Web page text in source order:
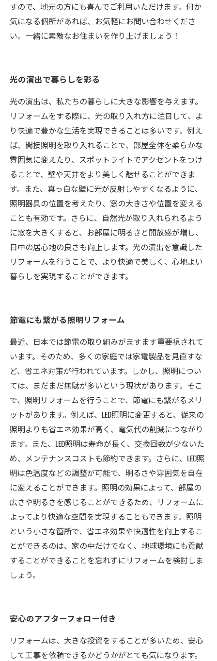
すので、地元の方にも喜んでご利用いただけます。何か
気になる個所があれば、お気軽にお問い合わせくださ
い。一緒に素敵なお住まいを作り上げましょう！
光の演出で暮らしを彩る
光の演出は、私たちの暮らしに大きな影響を与えます。
リフォームをする際に、光の取り入れ方に注目して、よ
り快適で豊かな生活を実現できることは多いです。例え
ば、間接照明を取り入れることで、部屋全体を柔らかな
雰囲気に変えたり、スポットライトでアクセントをつけ
ることで、壁や天井をより美しく魅せることができま
す。また、真っ白な壁に光が反射しやすくなるように、
照明器具の位置を考えたり、窓の大きさや位置を変える
ことも有効です。さらに、自然光が取り入れられるよう
に窓を大きくすると、お部屋に明るさと開放感が増し、
日中の居心地の良さも向上します。光の演出を意識した
リフォームを行うことで、より快適で美しく、心地よい
暮らしを実現することができます。
節電にも繋がる照明リフォーム
最近、日本では節電の取り組みがますます重要視されて
います。そのため、多くの家庭では家電製品を見直すな
ど、省エネ対策が行われています。しかし、照明につい
ては、まだまだ無駄が多いという現状があります。そこ
で、照明リフォームを行うことで、節電にも繋がるメリ
ットがあります。例えば、LED照明に変更すると、従来の
照明よりも省エネ効果が高く、電気代の削減につながり
ます。また、LED照明は寿命が長く、交換回数が少ないた
め、メンテナンスコストも節約できます。さらに、LED照
明は色温度などの調整が可能で、明るさや雰囲気を自在
に変えることができます。照明の効果によって、部屋の
広さや明るさを感じることができるため、リフォームに
よってより快適な空間を実現することもできます。照明
という小さな箇所で、省エネ効果や快適性を向上するこ
とができるのは、家の中だけでなく、地球環境にも貢献
することができることを忘れずにリフォームを検討しま
しょう。
安心のアフターフォロー付き
リフォームは、大きな投資をすることが多いため、安心
して工事を依頼できるかどうかがとても気になります。